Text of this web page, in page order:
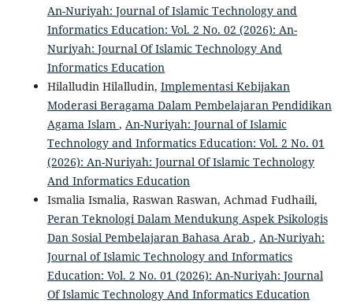
An-Nuriyah: Journal of Islamic Technology and
Informatics Education: Vol. 2 No. 02 (2026): An-
Nuriyah: Journal Of Islamic Technology And
Informatics Education
Hilalludin Hilalludin, Implementasi Kebijakan
Moderasi Beragama Dalam Pembelajaran Pendidikan
Agama Islam , An-Nuriyah: Journal of Islamic
Technology and Informatics Education: Vol. 2 No. 01
(2026): An-Nuriyah: Journal Of Islamic Technology
And Informatics Education
Ismalia Ismalia, Raswan Raswan, Achmad Fudhaili,
Peran Teknologi Dalam Mendukung Aspek Psikologis
Dan Sosial Pembelajaran Bahasa Arab , An-Nuriyah:
Journal of Islamic Technology and Informatics
Education: Vol. 2 No. 01 (2026): An-Nuriyah: Journal
Of Islamic Technology And Informatics Education